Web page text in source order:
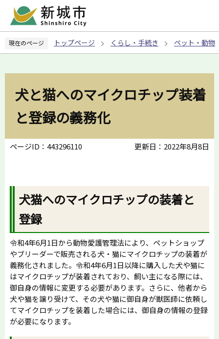
ペ
の
現在のページ トップページ くらし・手続き ペット・動物
犬と猫へのマイクロチップ装着
と登録の義務化
ページID：443296110 更新日：2022年8月8日
犬猫へのマイクロチップの装着と
登録
令和4年6月1日から動物愛護管理法により、ペットショップ
やブリーダーで販売される犬・猫にマイクロチップの装着が
義務化されました。令和4年6月1日以降に購入した犬や猫に
はマイクロチップが装着されており、飼い主になる際には、
御自身の情報に変更する必要があります。さらに、他者から
犬や猫を譲り受けて、その犬や猫に御自身が獣医師に依頼し
てマイクロチップを装着した場合には、御自身の情報の登録
が必要になります。